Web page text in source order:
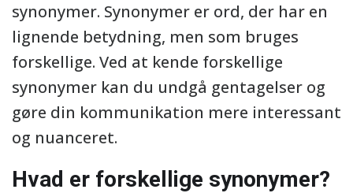
synonymer. Synonymer er ord, der har en
lignende betydning, men som bruges
forskellige. Ved at kende forskellige
synonymer kan du undgå gentagelser og
gøre din kommunikation mere interessant
og nuanceret.
Hvad er forskellige synonymer?